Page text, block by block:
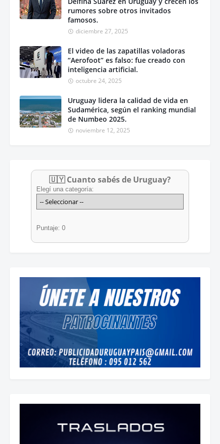
rumores sobre otros invitados
famosos.
diciembre 27, 2025
El video de las zapatillas voladoras
“Aerofoot” es falso: fue creado con
inteligencia artificial.
octubre 24, 2025
Uruguay lidera la calidad de vida en
Sudamérica, según el ranking mundial
de Numbeo 2025.
noviembre 12, 2025
🇺🇾 Cuanto sabés de Uruguay?
Elegí una categoría:
Puntaje: 0